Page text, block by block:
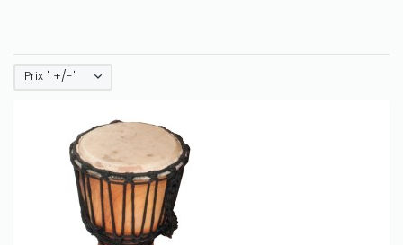
Prix ' +/-'